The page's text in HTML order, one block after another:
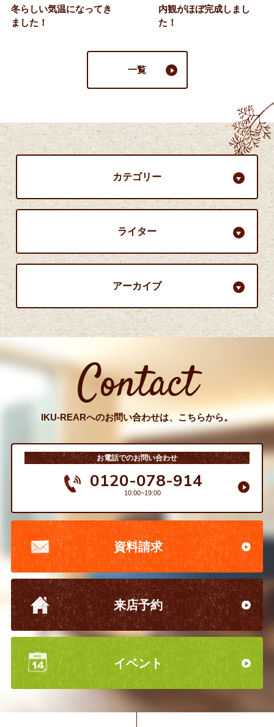
冬らしい気温になってき
ました！
内観がほぼ完成しまし
た！
一覧
カテゴリー
ライター
アーカイブ
Contact
IKU-REARへのお問い合わせは、こちらから。
お電話でのお問い合わせ
0120-078-914
10:00~19:00
資料請求
来店予約
イベント